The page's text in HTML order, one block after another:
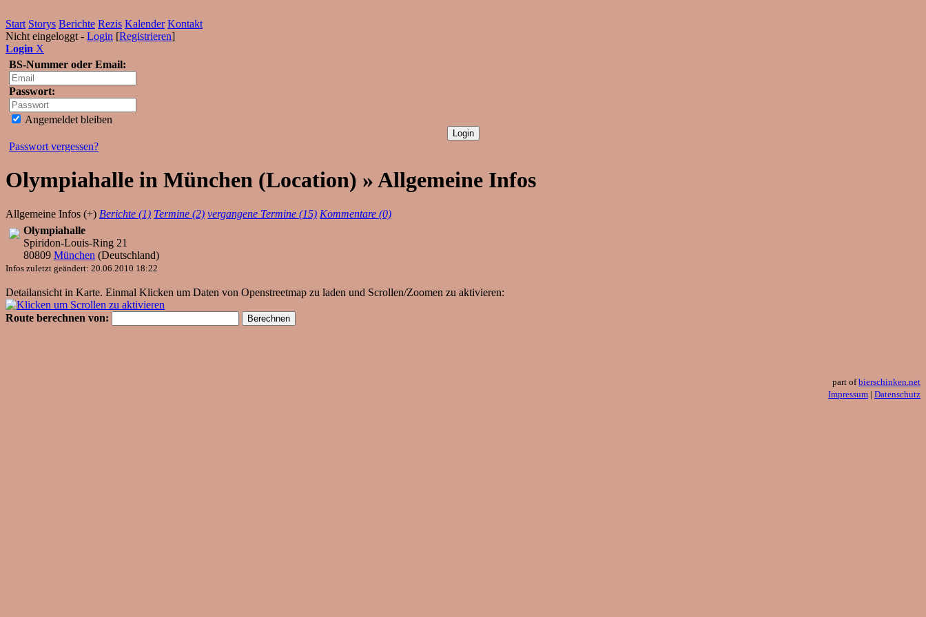
Start Storys Berichte Rezis Kalender Kontakt
Nicht eingeloggt - Login [Registrieren]
Login X
BS-Nummer oder Email:
Passwort:
Angemeldet bleiben
Passwort vergessen?
Olympiahalle in München (Location) » Allgemeine Infos
Allgemeine Infos (+) Berichte (1) Termine (2) vergangene Termine (15) Kommentare (0)
Olympiahalle
Spiridon-Louis-Ring 21
80809 München (Deutschland)
Infos zuletzt geändert: 20.06.2010 18:22
Detailansicht in Karte. Einmal Klicken um Daten von Openstreetmap zu laden und Scrollen/Zoomen zu aktivieren:
Route berechnen von:
part ofbierschinken.net
Impressum | Datenschutz